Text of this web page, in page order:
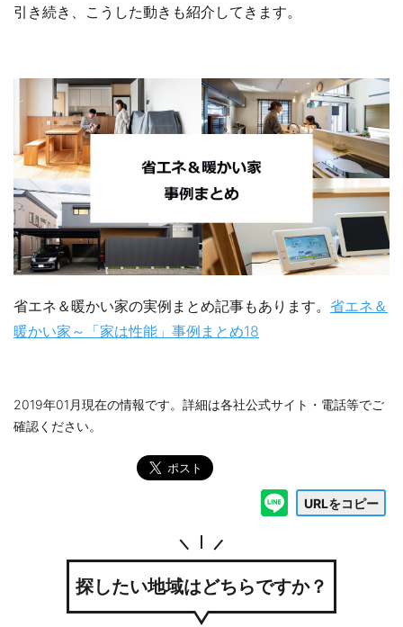
引き続き、こうした動きも紹介してきます。
省エネ＆暖かい家の実例まとめ記事もあります。 省エネ＆
暖かい家～「家は性能」事例まとめ18
2019年01月現在の情報です。詳細は各社公式サイト・電話等でご
確認ください。
URLをコピー
探したい地域はどちらですか？